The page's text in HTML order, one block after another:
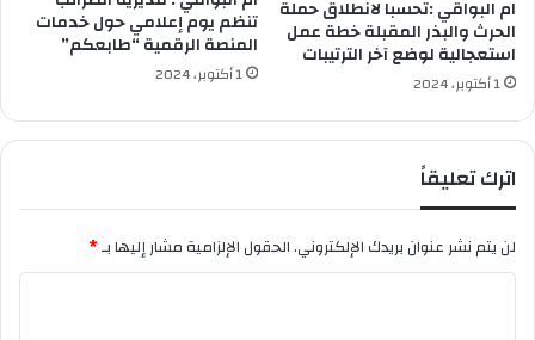
ي
أ
س
و
ا
ق
أ
م
ا
ل
ب
ام البواقي :تحسبا لانطلاق حملة
الحرث والبذر المقبلة خطة عمل
استعجالية لوضع آخر الترتيبات
1 أكتوبر، 2024
تنظم يوم إعلامي حول خدمات
المنصة الرقمية “طابعكم”
1 أكتوبر، 2024
اترك تعليقاً
لن يتم نشر عنوان بريدك الإلكتروني.الحقول الإلزامية مشار إليها بـ*